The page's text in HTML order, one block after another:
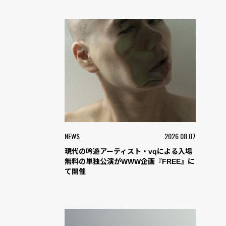
NEWS 2026.08.07
現代の吟遊アーティスト・vqによる入場
無料の単独公演がWWW企画『FREE』に
て開催